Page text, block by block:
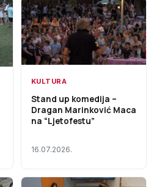
KULTURA
Stand up komedija –
Dragan Marinković Maca
na “Ljetofestu”
16.07.2026.